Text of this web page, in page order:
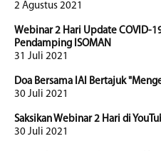
2 Agustus 2021
Webinar 2 Hari Update COVID-
Pendamping ISOMAN
31 Juli 2021
Doa Bersama IAI Bertajuk
30 Juli 2021
Saksikan Webinar 2 Hari di
30 Juli 2021